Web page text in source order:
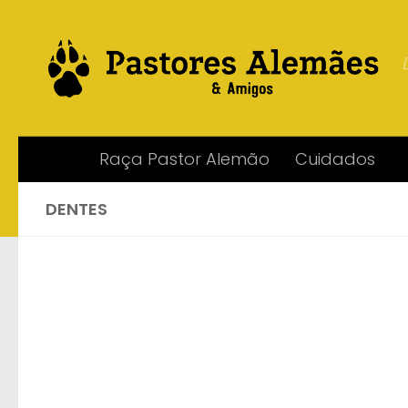
Raça Pastor Alemão Cuidados
DENTES